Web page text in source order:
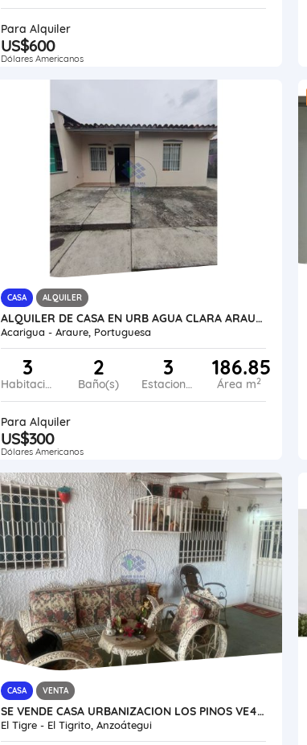
Para Alquiler
US$600
Dólares Americanos
CASA ALQUILER
ALQUILER DE CASA EN URB AGUA CLARA ARAURE VE24-014AC-MRAM
Acarigua - Araure, Portuguesa
3
Habitaciones
2
Baño(s)
3
Estacionamiento
186.85
Área m2
Para Alquiler
US$300
Dólares Americanos
CASA VENTA
SE VENDE CASA URBANIZACION LOS PINOS VE45-237SJG-DVAR
El Tigre - El Tigrito, Anzoátegui